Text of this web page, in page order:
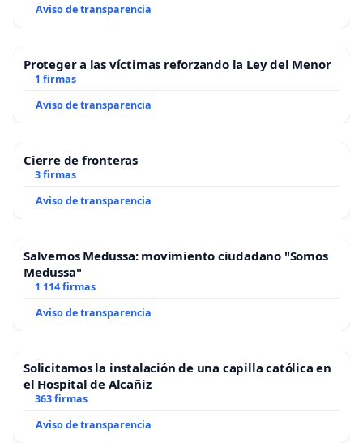
Aviso de transparencia
Proteger a las víctimas reforzando la Ley del Menor
1 firmas
Aviso de transparencia
Cierre de fronteras
3 firmas
Aviso de transparencia
Salvemos Medussa: movimiento ciudadano "Somos
Medussa"
1 114 firmas
Aviso de transparencia
Solicitamos la instalación de una capilla católica en
el Hospital de Alcañiz
363 firmas
Aviso de transparencia